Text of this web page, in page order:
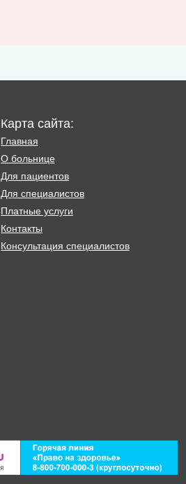
Карта сайта:
Главная
О больнице
Для пациентов
Для специалистов
Платные услуги
Контакты
Консультация специалистов